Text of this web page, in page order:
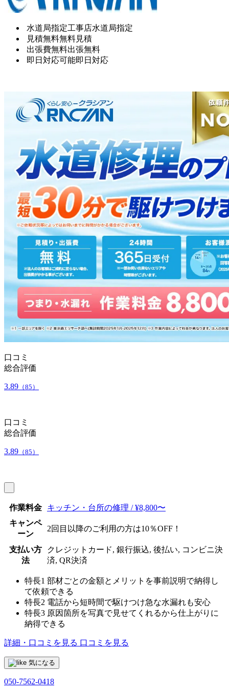
水道局指定工事店水道局指定
見積無料無料見積
出張費無料出張無料
即日対応可能即日対応
口コミ
総合評価
3.89 （85）
口コミ
総合評価
3.89 （85）
作業料金
キッチン・台所の修理 / ¥8,800〜
キャンペ
ーン
2回目以降のご利用の方は10％OFF！
支払い方
法
クレジットカード, 銀行振込, 後払い, コンビニ決
済, QR決済
特長1 部材ごとの金額とメリットを事前説明で納得し
て依頼できる
特長2 電話から短時間で駆けつけ急な水漏れも安心
特長3 原因箇所を写真で見せてくれるから仕上がりに
納得できる
詳細・口コミを見る 口コミを見る
気になる
050-7562-0418